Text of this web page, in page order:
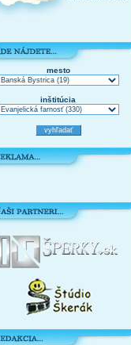
mesto
inštitúcia